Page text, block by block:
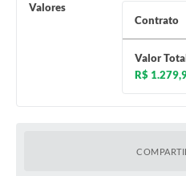
Valores
Contrato
Valor
R$